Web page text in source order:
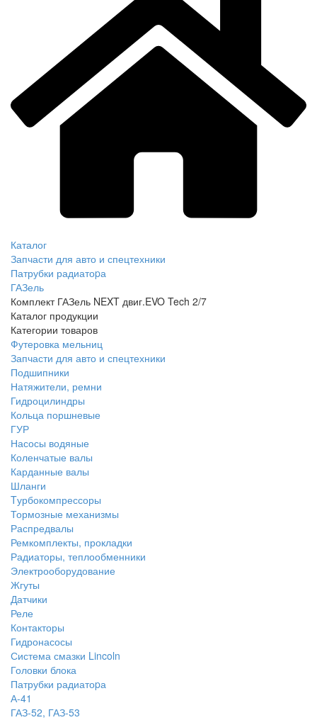
Каталог
Запчасти для авто и спецтехники
Патрубки радиатоpа
ГАЗель
Комплект ГАЗель NEXT двиг.EVO Tech 2/7
Каталог продукции
Категории товаров
Футеровка мельниц
Запчасти для авто и спецтехники
Подшипники
Натяжители, ремни
Гидроцилиндры
Кольца поршневые
ГУР
Насосы водяные
Коленчатые валы
Карданные валы
Шланги
Tурбокомпрессоры
Тормозные механизмы
Распредвалы
Ремкомплекты, прокладки
Радиаторы, теплообменники
Электрооборудование
Жгуты
Датчики
Реле
Контакторы
Гидронасосы
Система смазки Lincoln
Головки блока
Патрубки радиатоpа
А-41
ГАЗ-52, ГАЗ-53